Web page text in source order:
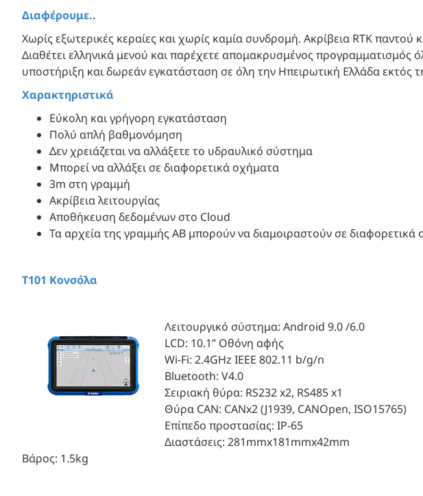
Διαφέρουμε..
Χωρίς εξωτερικές κεραίες και χωρίς καμία συνδρομή. Ακρίβεια RTK παντού
Διαθέτει ελληνικά μενού και παρέχετε απομακρυσμένος προγραμματισμός
υποστήριξη και δωρεάν εγκατάσταση σε όλη την Ηπειρωτική Ελλάδα
Χαρακτηριστικά
Εύκολη και γρήγορη εγκατάσταση
Πολύ απλή βαθμονόμηση
Δεν χρειάζεται να αλλάξετε το υδραυλικό σύστημα
Μπορεί να αλλάξει σε διαφορετικά οχήματα
3m στη γραμμή
Ακρίβεια λειτουργίας
Αποθήκευση δεδομένων στο Cloud
Τα αρχεία της γραμμής AB μπορούν να διαμοιραστούν σε διαφορετικά
T101 Κονσόλα
Λειτουργικό σύστημα: Android 9.0 /6.0
LCD: 10.1’’ Οθόνη αφής
Wi-Fi: 2.4GHz IEEE 802.11 b/g/n
Bluetooth: V4.0
Σειριακή θύρα: RS232 x2, RS485 x1
Θύρα CAN: CANx2 (J1939, CANOpen, ISO15765)
Επίπεδο προστασίας: IP-65
Διαστάσεις: 281mmx181mmx42mm
Βάρος: 1.5kg